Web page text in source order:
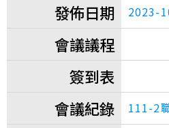
發佈日期 2023-
會議議程
簽到表
會議紀錄
111-2